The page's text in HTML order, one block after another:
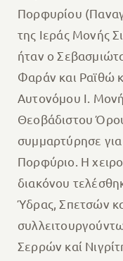
Πορφυρίου
της Ιεράς Μονής
ήταν ο
Φαράν και Ραϊθώ
Αυτονόμου Ι.
Θεοβάδιστου
συμμαρτύρησε
Πορφύριο. Η
διακόνου
Ύδρας, Σπετσών
Σερρών καί